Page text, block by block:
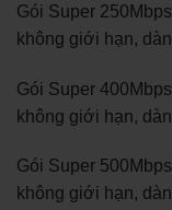
Gói Super
không giới hạn,
Gói Super
không giới hạn,
Gói Super
không giới hạn,